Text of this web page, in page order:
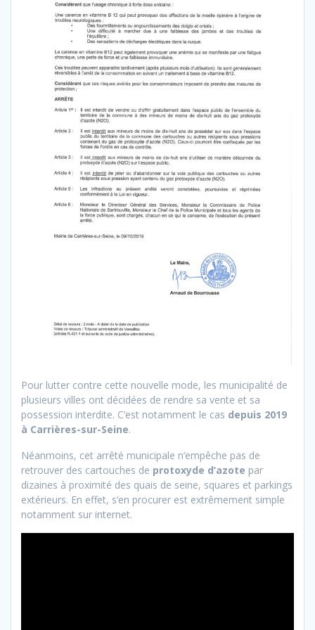
Pour lutter contre cette nouvelle mode, les municipalité de
plusieurs villes ont décidées de rendre sa vente et sa
possession interdite. C’est notamment le cas depuis 2019
à Carrières-sur-Seine.
Néanmoins, cet arrêté municipale n’empêche pas de
retrouver des cartouches de protoxyde d’azote par
dizaines à proximité des quais de seine, squares et parkings
extérieurs. En effet, s’en procurer est extrêmement simple
notamment sur internet.